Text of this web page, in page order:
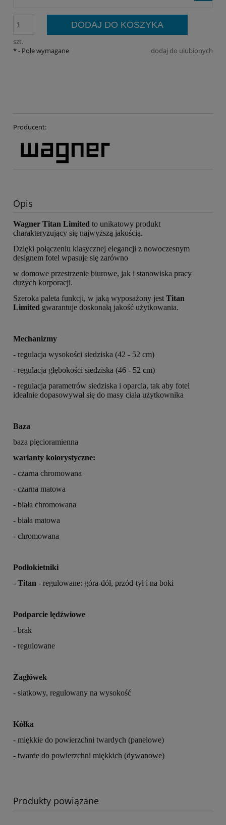
szt.
DODAJ DO KOSZYKA
dodaj do ulubionych
*- Pole wymagane
Producent:
Opis
Wagner Titan Limited to unikatowy produkt
charakteryzujący się najwyższą jakością.
Dzięki połączeniu klasycznej elegancji z nowoczesnym
designem fotel wpasuje się zarówno
w domowe przestrzenie biurowe, jak i stanowiska pracy
dużych korporacji.
Szeroka paleta funkcji, w jaką wyposażony jest Titan
Limited gwarantuje doskonałą jakość użytkowania.
Mechanizmy
- regulacja wysokości siedziska (42 - 52 cm)
- regulacja głębokości siedziska (46 - 52 cm)
- regulacja parametrów siedziska i oparcia, tak aby fotel
idealnie dopasowywał się do masy ciała użytkownika
Baza
baza pięcioramienna
warianty kolorystyczne:
- czarna chromowana
- czarna matowa
- biała chromowana
- biała matowa
- chromowana
Podłokietniki
- Titan - regulowane: góra-dół, przód-tył i na boki
Podparcie lędźwiowe
- brak
- regulowane
Zagłówek
- siatkowy, regulowany na wysokość
Kółka
- miękkie do powierzchni twardych (panelowe)
- twarde do powierzchni miękkich (dywanowe)
Produkty powiązane